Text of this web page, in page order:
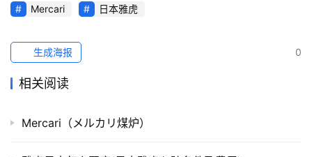
Mercari 日本雅虎
0
生成海报
相关阅读
Mercari（メルカリ煤炉）